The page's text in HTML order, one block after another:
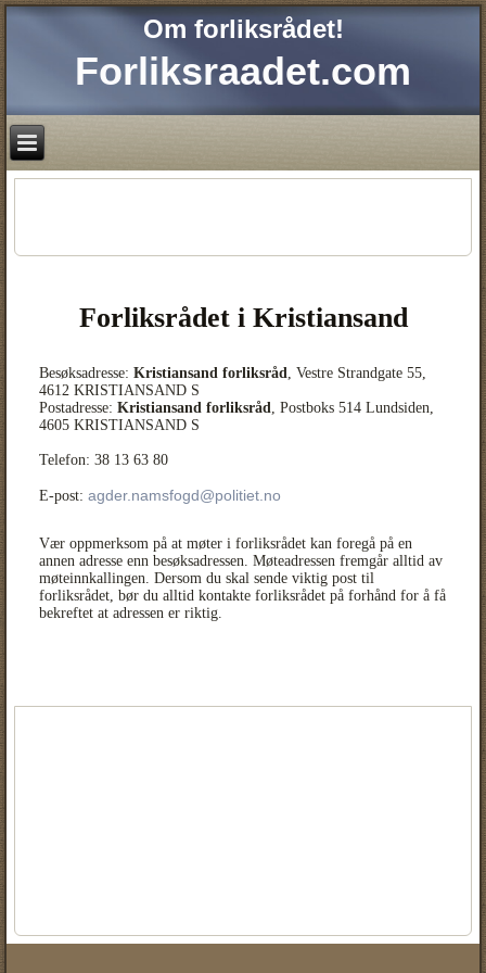
Om forliksrådet!
Forliksraadet.com
Forliksrådet i Kristiansand
Besøksadresse:Kristiansand forliksråd, Vestre Strandgate 55,
4612 KRISTIANSAND S
Postadresse:Kristiansand forliksråd, Postboks 514 Lundsiden,
4605 KRISTIANSAND S
Telefon: 38 13 63 80
E-post:agder.namsfogd@politiet.no
Vær oppmerksom på at møter i forliksrådet kan foregå på en
annen adresse enn besøksadressen. Møteadressen fremgår alltid av
møteinnkallingen. Dersom du skal sende viktig post til
forliksrådet, bør du alltid kontakte forliksrådet på forhånd for å få
bekreftet at adressen er riktig.